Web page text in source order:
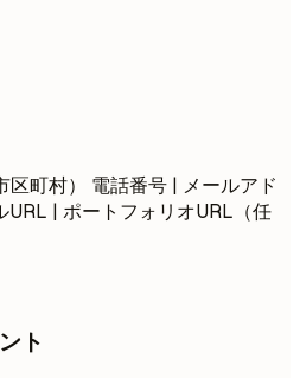
区町村） 電話番号 | メールアド
| ポートフォリオURL（任
ト